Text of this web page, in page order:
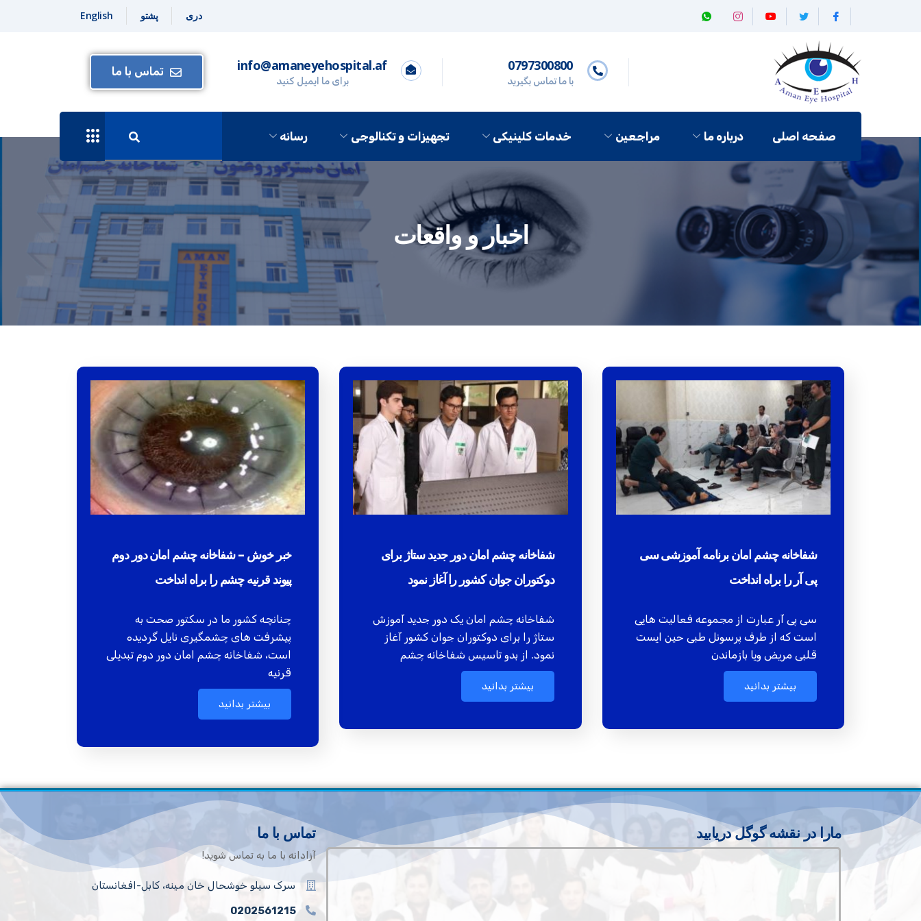
دری پشتو English
0797300800
با ما تماس بگیرید
info@amaneyehospital.af
برای ما ایمیل کنید
تماس با ما
صفحه اصلی درباره ما مراجعین خدمات کلینیکی تجهیزات و تکنالوجی رسانه
اخبار و واقعات
شفاخانه چشم امان برنامه آموزشی سی
پی آر را براه انداخت
سی پی آر عبارت از مجموعه فعالیت هایی
است که از طرف پرسونل طبی حین ایست
قلبی مریض ویا بازماندن
بیشتر بدانید
شفاخانه چشم امان دور جدید ستاژ برای
دوکتوران جوان کشور را آغاز نمود
شفاخانه چشم امان یک دور جدید آموزش
ستاژ را برای دوکتوران جوان کشور آغاز
نمود. از بدو تاسیس شفاخانه چشم
بیشتر بدانید
خبر خوش – شفاخانه چشم امان دور دوم
پیوند قرنیه چشم را براه انداخت
چنانچه کشور ما در سکتور صحت به
پیشرفت های چشمگیری نایل گردیده
است، شفاخانه چشم امان دور دوم تبدیلی
قرنیه
بیشتر بدانید
مارا در نقشه گوگل دریابید تماس با ما
آزادانه با ما به تماس شوید!
سرک سیلو خوشحال خان مینه، کابل-افغانستان
0202561215